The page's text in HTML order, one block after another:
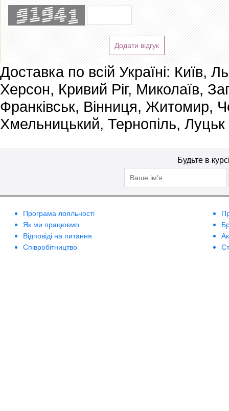
Додати відгук
Доставка по всій Україні: Київ,
Херсон, Кривий Ріг, Миколаїв,
Франківськ, Вінниця, Житомир,
Хмельницький, Тернопіль, Луцьк
Будьте в
Програма лояльності
Як ми працюємо
Відповіді на питання
Співробітництво